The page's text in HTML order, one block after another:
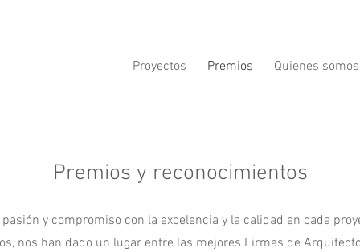
Proyectos Premios Quienes somos
Premios y reconocimientos
y compromiso con la excelencia y la calidad en cada
nos han dado un lugar entre las mejores Firmas de